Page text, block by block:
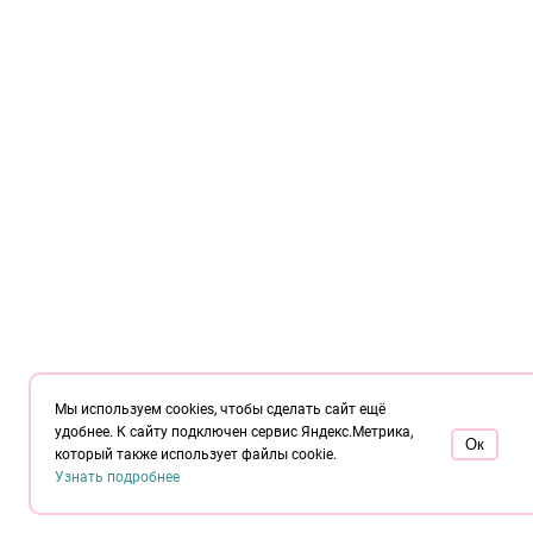
Мы используем cookies, чтобы сделать сайт ещё
удобнее. К сайту подключен сервис Яндекс.Метрика,
который также использует файлы cookie.
Узнать подробнее
Oк